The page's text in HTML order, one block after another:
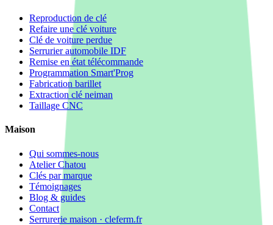
Reproduction de clé
Refaire une clé voiture
Clé de voiture perdue
Serrurier automobile IDF
Remise en état télécommande
Programmation Smart'Prog
Fabrication barillet
Extraction clé neiman
Taillage CNC
Maison
Qui sommes-nous
Atelier Chatou
Clés par marque
Témoignages
Blog & guides
Contact
Serrurerie maison · cleferm.fr